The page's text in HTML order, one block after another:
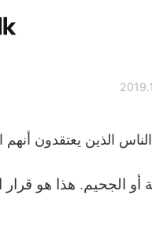
App
الذين يعتقدون أنهم
أو الجحيم. هذا هو